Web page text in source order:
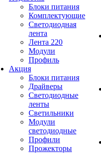
Блоки питания
Комплектующие
Светодиодная
лента
Лента 220
Модули
Профиль
Акция
Блоки питания
Драйверы
Светодиодные
ленты
Светильники
Модули
светодиодные
Профили
Прожекторы